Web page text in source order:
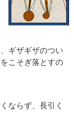
ギザギザのつい
こそぎ落とすの
ならず、長引く